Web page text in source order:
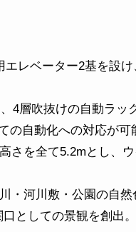
レベーター2基を設
4層吹抜けの自動ラッ
の自動化への対応が可
さを全て5.2mとし、
・河川敷・公園の自
としての景観を創出。